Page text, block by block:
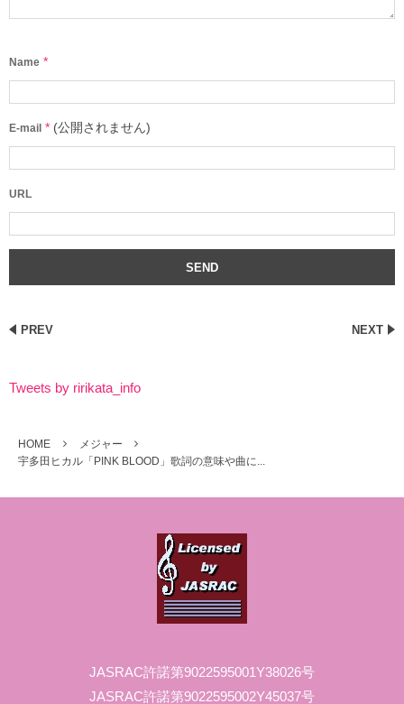
Name *
E-mail * (公開されません)
URL
PREV NEXT
Tweets by ririkata_info
HOME
メジャー
宇多田ヒカル「PINK BLOOD」歌詞の意味や曲に...
JASRAC許諾第9022595001Y38026号
JASRAC許諾第9022595002Y45037号